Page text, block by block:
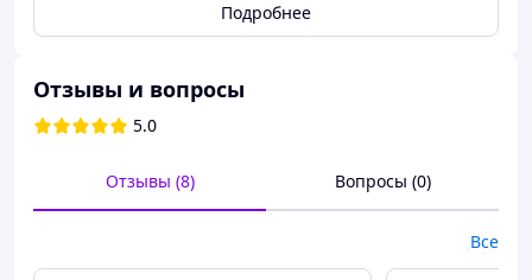
Фруктовый чай.
Арахіс в шоколаде.
Маршмеллоу (вкус ванили).
Милая открытка.
Крутое настроение тоже в комплекте :)
Подробнее
Отзывы и вопросы
5.0
Отзывы (8) Вопросы (0)
Все